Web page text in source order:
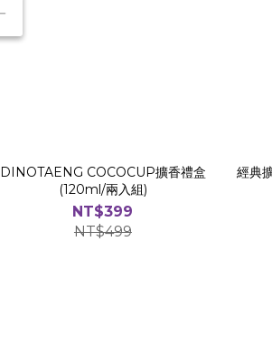
DINOTAENG COCOCUP擴香禮盒
(120ml/兩入組)
NT$399
NT$499
經典